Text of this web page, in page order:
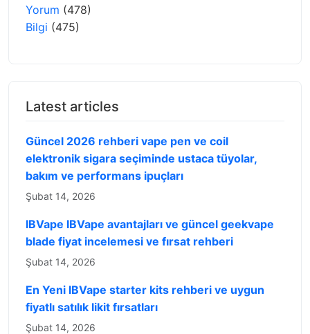
Yorum (478)
Bilgi (475)
Latest articles
Güncel 2026 rehberi vape pen ve coil
elektronik sigara seçiminde ustaca tüyolar,
bakım ve performans ipuçları
Şubat 14, 2026
IBVape IBVape avantajları ve güncel geekvape
blade fiyat incelemesi ve fırsat rehberi
Şubat 14, 2026
En Yeni IBVape starter kits rehberi ve uygun
fiyatlı satılık likit fırsatları
Şubat 14, 2026